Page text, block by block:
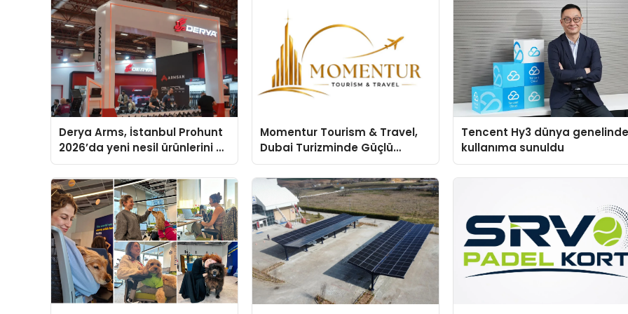
Derya Arms, İstanbul Prohunt
2026’da yeni nesil ürünlerini ve
global marka vizyonunu
sergiledi
Momentur Tourism & Travel,
Dubai Turizminde Güçlü
Operasyon Ağıyla Fark
Yaratıyor
Tencent Hy3 dünya
kullanıma sunuldu